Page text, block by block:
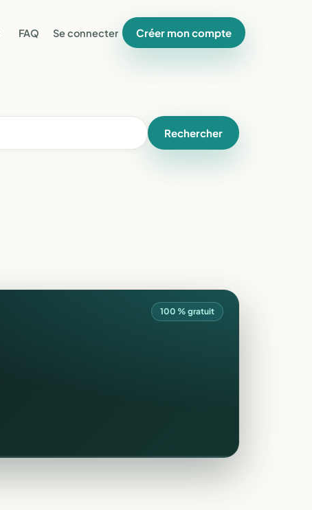
FAQ Se connecter Créer mon compte
Rechercher
100 % gratuit